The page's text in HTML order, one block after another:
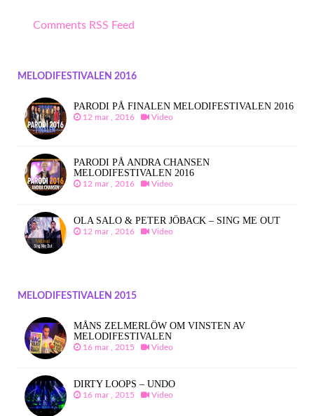
Comments RSS Feed
MELODIFESTIVALEN 2016
PARODI PÅ FINALEN MELODIFESTIVALEN 2016
12 mar , 2016 Video
PARODI PÅ ANDRA CHANSEN
MELODIFESTIVALEN 2016
12 mar , 2016 Video
OLA SALO & PETER JÖBACK – SING ME OUT
12 mar , 2016 Video
MELODIFESTIVALEN 2015
MÅNS ZELMERLÖW OM VINSTEN AV
MELODIFESTIVALEN
16 mar , 2015 Video
DIRTY LOOPS – UNDO
16 mar , 2015 Video